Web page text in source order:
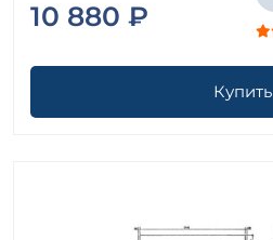
10 880 ₽
Купить